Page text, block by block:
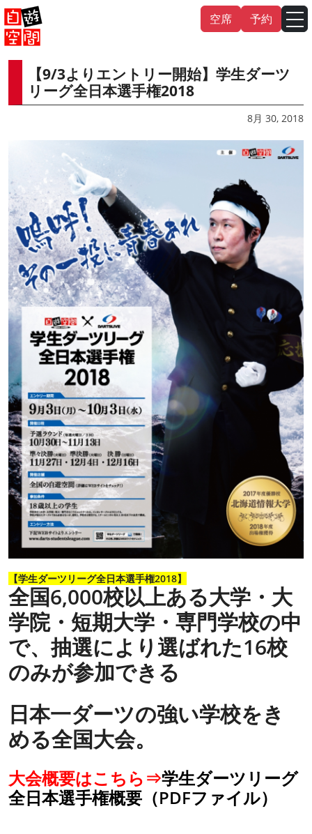
Skip
to
content
空席 予約
【9/3よりエントリー開始】学生ダーツ
リーグ全日本選手権2018
8月 30, 2018
【学生ダーツリーグ全日本選手権2018】
全国6,000校以上ある大学・大
学院・短期大学・専門学校の中
で、抽選により選ばれた16校
のみが参加できる
日本一ダーツの強い学校をき
める全国大会。
大会概要はこちら⇒学生ダーツリーグ
全日本選手権概要（PDFファイル）
English 中文（繁體） 中文（简
）